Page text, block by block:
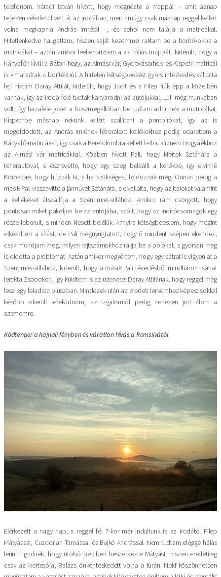
telefonom. Váradi István hívott, hogy megnézte a mappát – amit aznap
teljesen véletlenül vett át az irodában, mert amúgy csak másnap reggel kellett
volna megkapnia András Imrétől –, és sehol nem találja a matricákat.
Hitetlenkedve hallgattam, hiszen saját kezemmel raktam be a borítékokba a
matricákat – aztán amikor leellenőriztem a kis fóliás mappát, kiderült, hogy a
Kányafőn kívül a Bátori-hegy, az Almási-vár, Gyerővásárhely és Kispetri matricái
is kimaradtak a borítékból. A hirtelen kétségbeesést gyors intézkedés váltotta
fel: hívtam Daray Attilát, kiderült, hogy Judit és a Filep fiúk épp a közelben
vannak, így az iroda felé tudtak kanyarodni az autójukkal, Juli még munkában
volt, így hazafele jövet a buszmegállóban be tudtam adni neki a matricákat.
Kispetribe másnap nekünk kellett szállítani a pontbírókat, így az is
megoldódott, az András Imrének félrerakott kellékekhez pedig odatettem a
Kányafő-matricákat, így csak a Kerekdombra kellett felbicikliznem Bogyáékhoz
az Almási vár matricákkal. Közben hívott Pali, hogy kiértek Sztánára a
teherautóval, s észrevette, hogy egy szeg beleállt a kerékbe, így elvinné
Körösfőre, hogy húzzák ki, s ha szükséges, foldozzák meg. Onnan pedig a
másik Pali visszavitte a járművet Sztánára, s elvállalta, hogy az italokat valamint
a kellékeket átszállítja a Szentimrei-villához. Amikor rám csörgött, hogy
pontosan miket pakoljon be az autójába, szólt, hogy az indítócsomagok egy
része leborult, s minden kiesett belőlük. Annyira kétségbeestem, hogy megint
elkezdtem a sírást, de Pali megnyugtatott, hogy ő mindent szépen elrendez,
csak mondjam meg, milyen rajtszámokhoz rakja be a pólókat, s gyorsan meg
is oldotta a problémát. Aztán amikor megkértem, hogy egy sátrat is vigyen át a
Szentimrei-villához, kiderült, hogy a másik Pali tévedésből mindhárom sátrat
lerakta Zsobokon, így küldtem is az üzenetet Daray Attilának, hogy reggel még
lesz egy feladata pluszban. Mindezek után az eredeti tervemhez képest sokkal
később sikerült lefeküdnöm, az izgalomtól pedig nehezen jött álom a
szememre.
Ködtenger a hajnali fényben és váratlan hívás a Romsilvától
Elérkezett a nagy nap, s reggel fél 7-kor már indultunk is az irodától Filep
Mátyással, Cuzdorian Tamással és Bajkó Andrással. Nem tudtam eléggé hálás
lenni Ingridnek, hogy utolsó percben beszervezte Mátyást, hiszen eredetileg
csak az ikertesója, Balázs önkénteskedett volna a túrán. Neki köszönhetően